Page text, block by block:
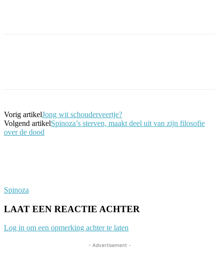
Vorig artikelJong wit schouderveertje?
Volgend artikelSpinoza’s sterven, maakt deel uit van zijn filosofie
over de dood
Spinoza
LAAT EEN REACTIE ACHTER
Log in om een opmerking achter te laten
- Advertisement -